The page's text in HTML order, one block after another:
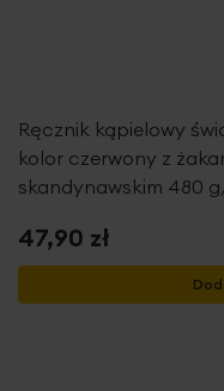
Ręcznik kąpielowy
kolor czerwony z
skandynawskim 480
47,90 zł